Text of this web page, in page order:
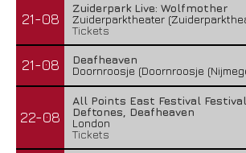
21-08
Zuiderpark Live: Wolfmother
Zuiderparktheater
Tickets
21-08
Deafheaven
Doornroosje (Doornroosje
22-08
All Points East Festival
Deftones, Deafheaven
London
Tickets